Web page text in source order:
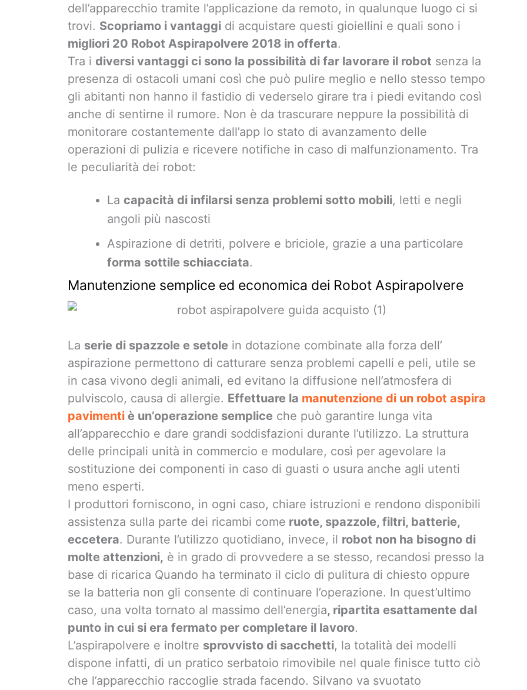
dell’apparecchio tramite l’applicazione da remoto, in qualunque luogo ci si
trovi. Scopriamo i vantaggi di acquistare questi gioiellini e quali sono i
migliori 20 Robot Aspirapolvere 2018 in offerta.
Tra i diversi vantaggi ci sono la possibilità di far lavorare il robot senza la
presenza di ostacoli umani così che può pulire meglio e nello stesso tempo
gli abitanti non hanno il fastidio di vederselo girare tra i piedi evitando così
anche di sentirne il rumore. Non è da trascurare neppure la possibilità di
monitorare costantemente dall’app lo stato di avanzamento delle
operazioni di pulizia e ricevere notifiche in caso di malfunzionamento. Tra
le peculiarità dei robot:
La capacità di infilarsi senza problemi sotto mobili, letti e negli
angoli più nascosti
Aspirazione di detriti, polvere e briciole, grazie a una particolare
forma sottile schiacciata.
Manutenzione semplice ed economica dei Robot Aspirapolvere
La serie di spazzole e setole in dotazione combinate alla forza dell’
aspirazione permettono di catturare senza problemi capelli e peli, utile se
in casa vivono degli animali, ed evitano la diffusione nell’atmosfera di
pulviscolo, causa di allergie. Effettuare la manutenzione di un robot aspira
pavimenti è un’operazione semplice che può garantire lunga vita
all’apparecchio e dare grandi soddisfazioni durante l’utilizzo. La struttura
delle principali unità in commercio e modulare, così per agevolare la
sostituzione dei componenti in caso di guasti o usura anche agli utenti
meno esperti.
I produttori forniscono, in ogni caso, chiare istruzioni e rendono disponibili
assistenza sulla parte dei ricambi come ruote, spazzole, filtri, batterie,
eccetera. Durante l’utilizzo quotidiano, invece, il robot non ha bisogno di
molte attenzioni, è in grado di provvedere a se stesso, recandosi presso la
base di ricarica Quando ha terminato il ciclo di pulitura di chiesto oppure
se la batteria non gli consente di continuare l’operazione. In quest’ultimo
caso, una volta tornato al massimo dell’energia, ripartita esattamente dal
punto in cui si era fermato per completare il lavoro.
L’aspirapolvere e inoltre sprovvisto di sacchetti, la totalità dei modelli
dispone infatti, di un pratico serbatoio rimovibile nel quale finisce tutto ciò
che l’apparecchio raccoglie strada facendo. Silvano va svuotato